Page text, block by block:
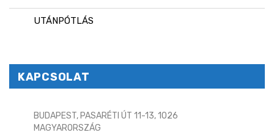
UTÁNPÓTLÁS
KAPCSOLAT
BUDAPEST, PASARÉTI ÚT 11-13, 1026
MAGYARORSZÁG